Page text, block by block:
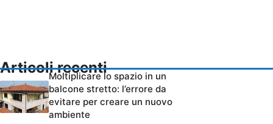
Articoli recenti
Moltiplicare lo spazio in un
balcone stretto: l’errore da
evitare per creare un nuovo
ambiente